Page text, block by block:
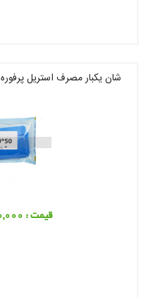
شان یکبار مصرف استریل پرفوره 50*50 بسته های 100 عددی
قیمت : 5,830,000 تومان